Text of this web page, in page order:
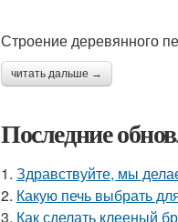
Строение деревянного
читать дальше →
Последние
1. Здравствуйте, мы
2. Какую печь выбрать
3. Как сделать клееный